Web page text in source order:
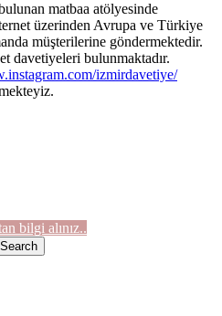
matbaa atölyesinde
üzerinden Avrupa ve Türkiye
müşterilerine göndermektedir.
davetiyeleri bulunmaktadır.
izmirdavetiye/
bilgi alınız..
Search